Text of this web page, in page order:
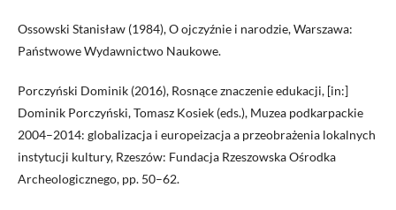
Ossowski Stanisław (1984), O ojczyźnie i narodzie, Warszawa:
Państwowe Wydawnictwo Naukowe.
Porczyński Dominik (2016), Rosnące znaczenie edukacji, [in:]
Dominik Porczyński, Tomasz Kosiek (eds.), Muzea podkarpackie
2004–2014: globalizacja i europeizacja a przeobrażenia lokalnych
instytucji kultury, Rzeszów: Fundacja Rzeszowska Ośrodka
Archeologicznego, pp. 50–62.